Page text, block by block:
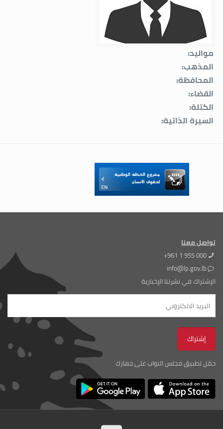
مواليد:
المذهب:
المحافظة:
القضاء:
الكتلة:
السيرة الذاتية:
تواصل معنا
+961 1 955 000
info@lp.gov.lb
الإشتراك في نشرتنا الإخبارية
حمّل تطبيق مجلس النواب على جهازك